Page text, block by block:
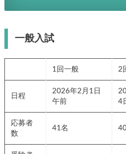
一般入試
1回一般 2
日程
2026年2月1日
午前
4
応募者
数
41名